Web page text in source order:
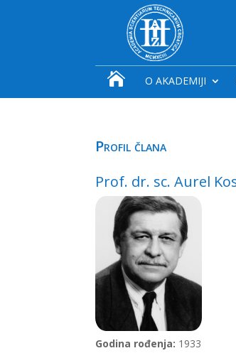
 O AKADEMIJI
Profil člana
Prof. dr. sc. Aurel
Godina rođenja: 1933